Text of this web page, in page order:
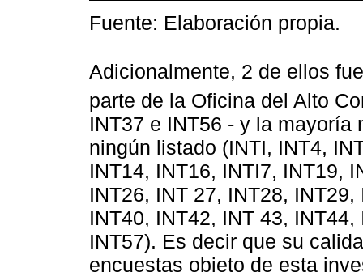
Fuente: Elaboración propia.
Adicionalmente, 2 de ellos
parte de la Oficina del Alto
INT37 e INT56 - y la mayoría
ningún listado (INTI, INT4,
INT14, INT16, INTI7, INT19,
INT26, INT 27, INT28,
INT40, INT42, INT 43,
INT57). Es decir que su
encuestas objeto de esta